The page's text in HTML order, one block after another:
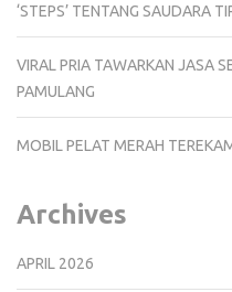
‘STEPS’ TENTANG SAUDARA
VIRAL PRIA TAWARKAN JASA
PAMULANG
MOBIL PELAT MERAH
Archives
APRIL 2026